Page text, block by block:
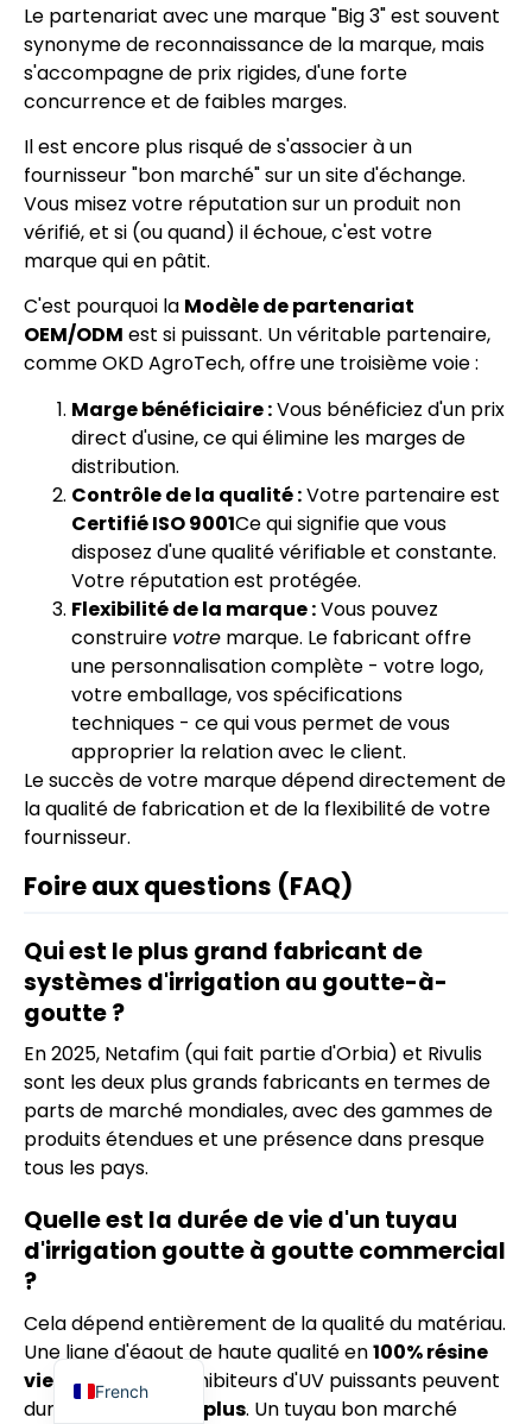
Le partenariat avec une marque "Big 3" est souvent
synonyme de reconnaissance de la marque, mais
s'accompagne de prix rigides, d'une forte
concurrence et de faibles marges.
Il est encore plus risqué de s'associer à un
fournisseur "bon marché" sur un site d'échange.
Vous misez votre réputation sur un produit non
vérifié, et si (ou quand) il échoue, c'est votre
marque qui en pâtit.
C'est pourquoi la Modèle de partenariat
OEM/ODM est si puissant. Un véritable partenaire,
comme OKD AgroTech, offre une troisième voie :
Marge bénéficiaire :Vous bénéficiez d'un prix
direct d'usine, ce qui élimine les marges de
distribution.
Contrôle de la qualité :Votre partenaire est
Certifié ISO 9001Ce qui signifie que vous
disposez d'une qualité vérifiable et constante.
Votre réputation est protégée.
Flexibilité de la marque :Vous pouvez
construire votre marque. Le fabricant offre
une personnalisation complète - votre logo,
votre emballage, vos spécifications
techniques - ce qui vous permet de vous
approprier la relation avec le client.
Le succès de votre marque dépend directement de
la qualité de fabrication et de la flexibilité de votre
fournisseur.
Foire aux questions (FAQ)
Qui est le plus grand fabricant de
systèmes d'irrigation au goutte-à-
goutte ?
En 2025, Netafim (qui fait partie d'Orbia) et Rivulis
sont les deux plus grands fabricants en termes de
parts de marché mondiales, avec des gammes de
produits étendues et une présence dans presque
tous les pays.
Quelle est la durée de vie d'un tuyau
d'irrigation goutte à goutte commercial
?
Cela dépend entièrement de la qualité du matériau.
Une ligne d'égout de haute qualité en100% résine
vierge avec des inhibiteurs d'UV puissants peuvent
durer
5 à 10 ans et plus. Un tuyau bon marché
French
English
Spanish
Arabic